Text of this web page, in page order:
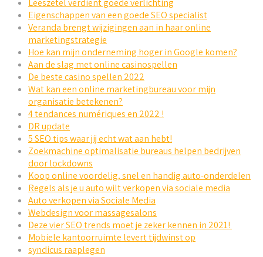
Eigenschappen van een goede SEO specialist
Veranda brengt wijzigingen aan in haar online
marketingstrategie
Hoe kan mijn onderneming hoger in Google komen?
Aan de slag met online casinospellen
De beste casino spellen 2022
Wat kan een online marketingbureau voor mijn
organisatie betekenen?
4 tendances numériques en 2022 !
DR update
5 SEO tips waar jij echt wat aan hebt!
Zoekmachine optimalisatie bureaus helpen bedrijven
door lockdowns
Koop online voordelig, snel en handig auto-onderdelen
Regels als je u auto wilt verkopen via sociale media
Auto verkopen via Sociale Media
Webdesign voor massagesalons
Deze vier SEO trends moet je zeker kennen in 2021!
Mobiele kantoorruimte levert tijdwinst op
syndicus raaplegen